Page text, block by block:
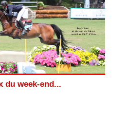
du week-end...